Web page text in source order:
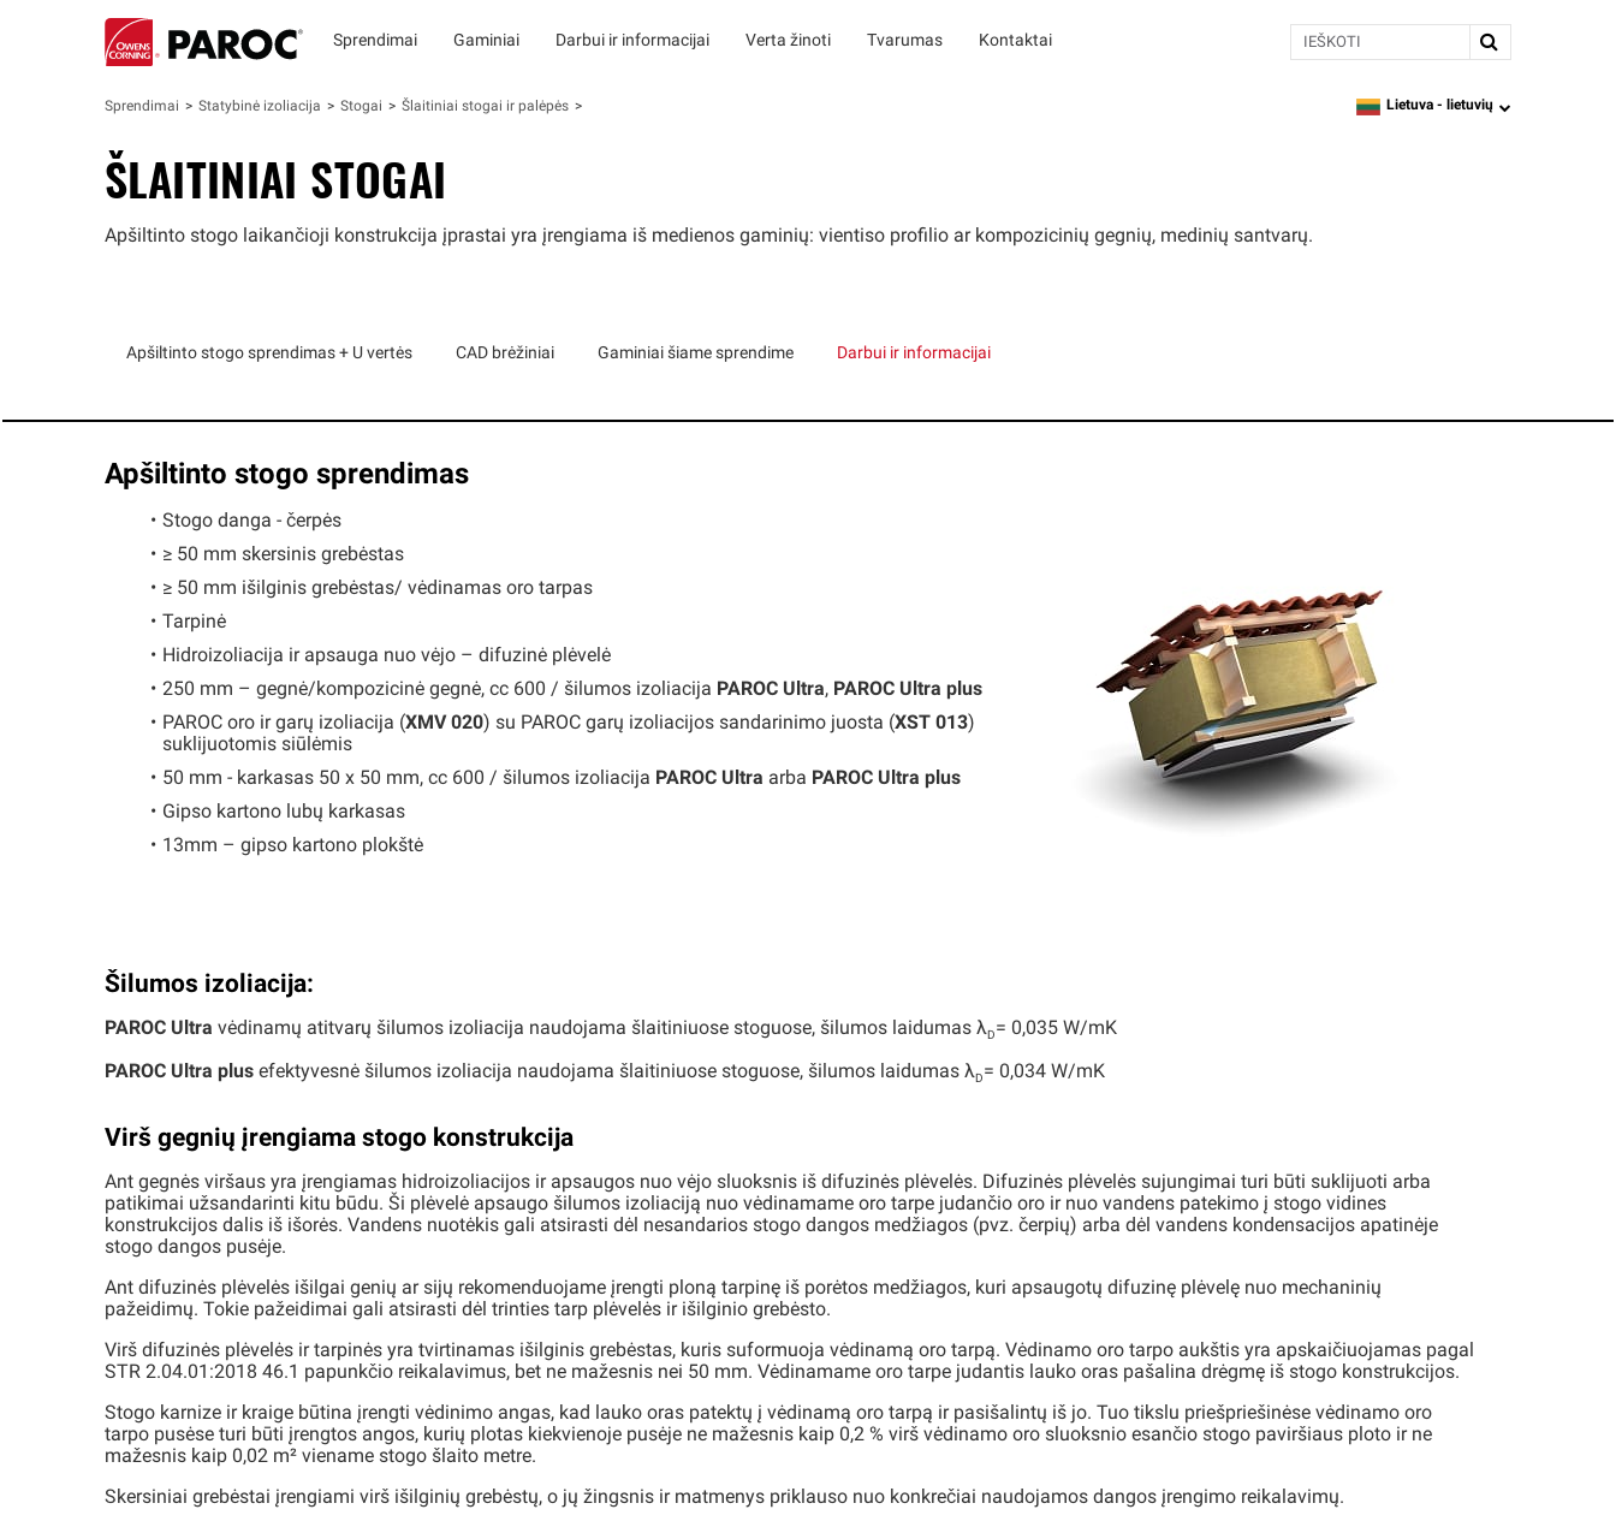
Sprendimai Gaminiai Darbui ir informacijai Verta žinoti Tvarumas Kontaktai Ieškoti
Sprendimai Statybinė izoliacija Stogai Šlaitiniai stogai ir palėpės language
Lietuva - lietuvių
ŠLAITINIAI STOGAI
Apšiltinto stogo laikančioji konstrukcija įprastai yra įrengiama iš medienos gaminių: vientiso profilio ar kompozicinių gegnių, medinių santvarų.
Apšiltinto stogo sprendimas + U vertės CAD brėžiniai Gaminiai šiame sprendime Darbui ir informacijai
Apšiltinto stogo sprendimas
Stogo danga - čerpės
≥ 50 mm skersinis grebėstas
≥ 50 mm išilginis grebėstas/ vėdinamas oro tarpas
Tarpinė
Hidroizoliacija ir apsauga nuo vėjo – difuzinė plėvelė
250 mm – gegnė/kompozicinė gegnė, cc 600 / šilumos izoliacija PAROC Ultra, PAROC Ultra plus
PAROC oro ir garų izoliacija (XMV 020) su PAROC garų izoliacijos sandarinimo juosta (XST 013)
suklijuotomis siūlėmis
50 mm - karkasas 50 x 50 mm, cc 600 / šilumos izoliacija PAROC Ultra arba PAROC Ultra plus
Gipso kartono lubų karkasas
13mm – gipso kartono plokštė
Šilumos izoliacija:
PAROC Ultra vėdinamų atitvarų šilumos izoliacija naudojama šlaitiniuose stoguose, šilumos laidumas λD= 0,035 W/mK
PAROC Ultra plus efektyvesnė šilumos izoliacija naudojama šlaitiniuose stoguose, šilumos laidumas λD= 0,034 W/mK
Virš gegnių įrengiama stogo konstrukcija
Ant gegnės viršaus yra įrengiamas hidroizoliacijos ir apsaugos nuo vėjo sluoksnis iš difuzinės plėvelės. Difuzinės plėvelės sujungimai turi būti suklijuoti arba
patikimai užsandarinti kitu būdu. Ši plėvelė apsaugo šilumos izoliaciją nuo vėdinamame oro tarpe judančio oro ir nuo vandens patekimo į stogo vidines
konstrukcijos dalis iš išorės. Vandens nuotėkis gali atsirasti dėl nesandarios stogo dangos medžiagos (pvz. čerpių) arba dėl vandens kondensacijos apatinėje
stogo dangos pusėje.
Ant difuzinės plėvelės išilgai genių ar sijų rekomenduojame įrengti ploną tarpinę iš porėtos medžiagos, kuri apsaugotų difuzinę plėvelę nuo mechaninių
pažeidimų. Tokie pažeidimai gali atsirasti dėl trinties tarp plėvelės ir išilginio grebėsto.
Virš difuzinės plėvelės ir tarpinės yra tvirtinamas išilginis grebėstas, kuris suformuoja vėdinamą oro tarpą. Vėdinamo oro tarpo aukštis yra apskaičiuojamas pagal
STR 2.04.01:2018 46.1 papunkčio reikalavimus, bet ne mažesnis nei 50 mm. Vėdinamame oro tarpe judantis lauko oras pašalina drėgmę iš stogo konstrukcijos.
Stogo karnize ir kraige būtina įrengti vėdinimo angas, kad lauko oras patektų į vėdinamą oro tarpą ir pasišalintų iš jo. Tuo tikslu priešpriešinėse vėdinamo oro
tarpo pusėse turi būti įrengtos angos, kurių plotas kiekvienoje pusėje ne mažesnis kaip 0,2 % virš vėdinamo oro sluoksnio esančio stogo paviršiaus ploto ir ne
mažesnis kaip 0,02 m² viename stogo šlaito metre.
Skersiniai grebėstai įrengiami virš išilginių grebėstų, o jų žingsnis ir matmenys priklauso nuo konkrečiai naudojamos dangos įrengimo reikalavimų.